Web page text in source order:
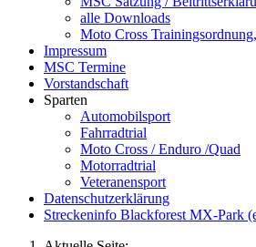
alle Downloads
Moto Cross
Impressum
MSC Termine
Vorstandschaft
Sparten
Automobilsport
Fahrradtrial
Moto Cross / Enduro /Quad
Motorradtrial
Veteranensport
Datenschutzerklärung
Streckeninfo Blackforest MX-Park